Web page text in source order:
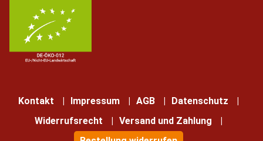
Kontakt Impressum AGB
Datenschutz
Widerrufsrecht
Versand und Zahlung